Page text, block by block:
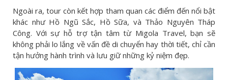
Ngoài ra, tour còn kết hợp tham quan các điểm đến nổi bật
khác như Hồ Ngũ Sắc, Hồ Sữa, và Thảo Nguyên Tháp
Công. Với sự hỗ trợ tận tâm từ Migola Travel, bạn sẽ
không phải lo lắng về vấn đề di chuyển hay thời tiết, chỉ cần
tận hưởng hành trình và lưu giữ những kỷ niệm đẹp.